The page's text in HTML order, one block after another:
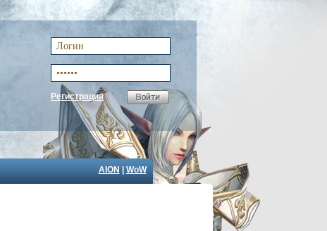
Регистрация
AION WoW